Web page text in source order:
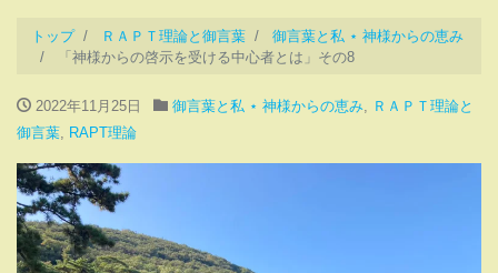
トップ ＲＡＰＴ理論と御言葉
御言葉と私 ⋆ 神様からの恵み
「神様からの啓示を受ける中心者とは」その8
2022年11月25日 御言葉と私 ⋆ 神様からの恵み, ＲＡＰＴ理論と
御言葉, RAPT理論